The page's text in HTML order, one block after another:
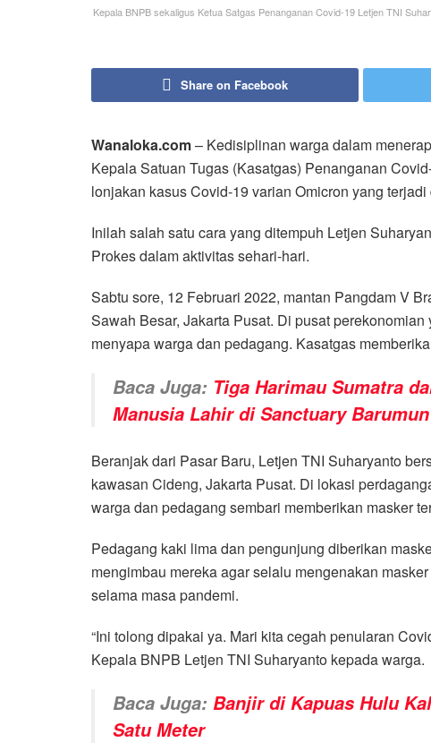
Kepala BNPB sekaligus Ketua Satgas Penanganan Covid-19 Letjen TNI
Share on Facebook
Wanaloka.com– Kedisiplinan warga dalam
Kepala Satuan Tugas (Kasatgas) Penanganan
lonjakan kasus Covid-19 varian Omicron yang terjadi
Inilah salah satu cara yang ditempuh Letjen
Prokes dalam aktivitas sehari-hari.
Sabtu sore, 12 Februari 2022, mantan Pangdam V
Sawah Besar, Jakarta Pusat. Di pusat
menyapa warga dan pedagang. Kasatgas
Baca Juga: Tiga Harimau Sumatra
Manusia Lahir di Sanctuary Barumun
Beranjak dari Pasar Baru, Letjen TNI Suharyanto
kawasan Cideng, Jakarta Pusat. Di lokasi
warga dan pedagang sembari memberikan masker
Pedagang kaki lima dan pengunjung diberikan
mengimbau mereka agar selalu mengenakan
selama masa pandemi.
“Ini tolong dipakai ya. Mari kita cegah penularan
Kepala BNPB Letjen TNI Suharyanto kepada warga.
Baca Juga: Banjir di Kapuas Hulu
Satu Meter